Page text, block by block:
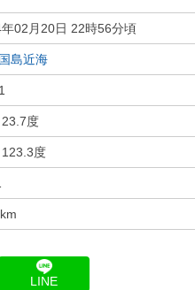
02月20日 22時56分頃
島近海
度
度
LINE